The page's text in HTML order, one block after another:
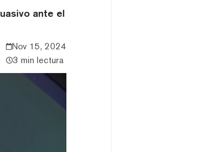
ante el
Nov 15, 2024
3 min lectura